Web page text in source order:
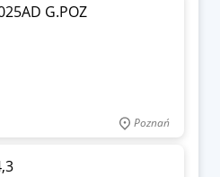
G.POZ
Poznań